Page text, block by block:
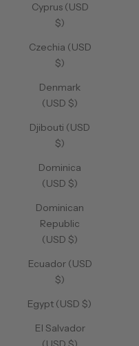
Cyprus (USD
$)
Czechia (USD
$)
Denmark
(USD $)
Djibouti (USD
$)
Dominica
(USD $)
Dominican
Republic
(USD $)
Ecuador (USD
$)
Egypt (USD $)
El Salvador